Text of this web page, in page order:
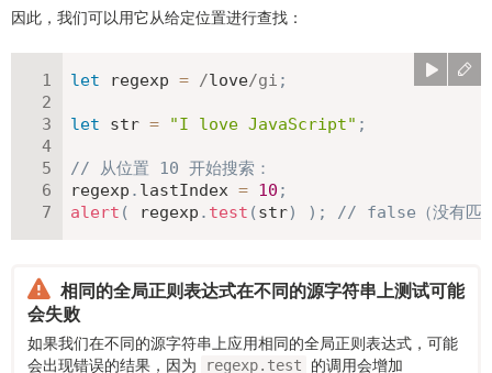
因此，我们可以用它从给定位置进行查找：
let regexp = /love/gi ;
let str = "I love JavaScript" ;
// 从位置 10 开始搜索：
regexp . lastIndex = 10 ;
alert ( regexp . test (str) ) ; // false（没有匹
相同的全局正则表达式在不同的源字符串上测试可能
会失败
如果我们在不同的源字符串上应用相同的全局正则表达式，可能
会出现错误的结果，因为
regexp.test 的调用会增加